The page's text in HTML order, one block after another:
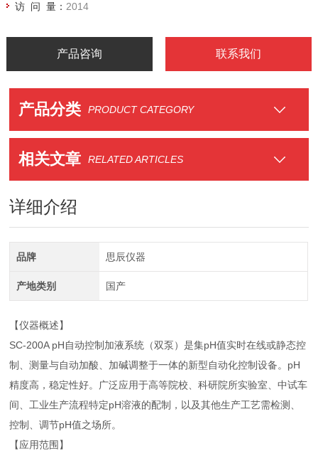
访 问 量： 2014
产品咨询 联系我们
产品分类 PRODUCT CATEGORY
相关文章 RELATED ARTICLES
详细介绍
品牌 思辰仪器
产地类别 国产
【仪器概述】
SC-200A pH自动控制加液系统（双泵）是集pH值实时在线或静态控
制、测量与自动加酸、加碱调整于一体的新型自动化控制设备。pH
精度高，稳定性好。广泛应用于高等院校、科研院所实验室、中试车
间、工业生产流程特定pH溶液的配制，以及其他生产工艺需检测、
控制、调节pH值之场所。
【应用范围】